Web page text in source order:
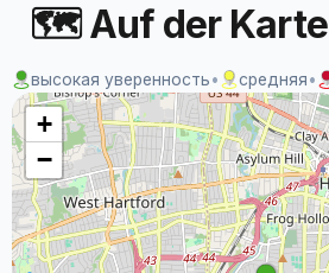
🗺 Auf der Karte
высокая уверенность• средняя•
+
−